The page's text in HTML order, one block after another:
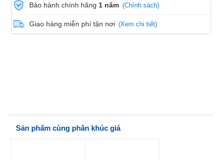
Bảo hành chính hãng 1 năm (Chính sách)
Giao hàng miễn phí tận nơi (Xem chi tiết)
Sản phẩm cùng phân khúc giá